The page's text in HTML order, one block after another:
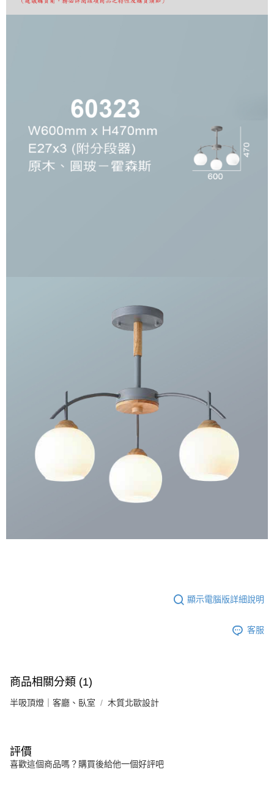
是否繳費成功／繳費後需取消欲退款等相關疑問，請聯繫「AFTEE先享後付
客戶支援中心」https://netprotections.freshdesk.com/support/home
３．未成年的使用者請事先徵得法定代理人或監護人之同意方可使用
「AFTEE先享後付」，若未經同意申辦者引起之損失，本公司不負相關責
任。
時審查核予不同之上限額度；若仍有額度不足之情形，本公司將視審查結果
請求用戶進行身份認證。
５．嚴禁一人註冊多個帳號或使用他人資訊註冊。若發現惡意使用之情形，
顯示電腦版詳細說明
客服
商品相關分類 (1)
半吸頂燈｜客廳、臥室 木質北歐設計
評價
喜歡這個商品嗎？購買後給他一個好評吧